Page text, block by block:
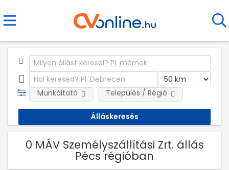
Munkáltató Település / Régió
0 MÁV Személyszállítási Zrt. állás
Pécs régióban